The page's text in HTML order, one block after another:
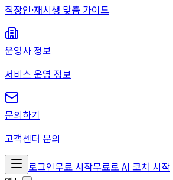
직장인·재시생 맞춤 가이드
운영사 정보
서비스 운영 정보
문의하기
고객센터 문의
로그인무료 시작무료로 AI 코치 시작